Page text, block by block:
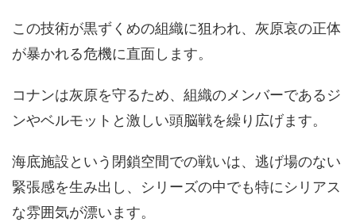
この技術が黒ずくめの組織に狙われ、灰原哀の正体
が暴かれる危機に直面します。
コナンは灰原を守るため、組織のメンバーであるジ
ンやベルモットと激しい頭脳戦を繰り広げます。
海底施設という閉鎖空間での戦いは、逃げ場のない
緊張感を生み出し、シリーズの中でも特にシリアス
な雰囲気が漂います。